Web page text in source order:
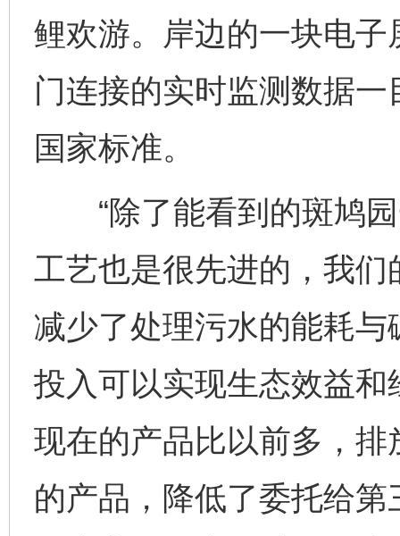
鲤欢游。岸边的一块电
门连接的实时监测数据
国家标准。
“除了能看到的斑鸠园
工艺也是很先进的，我
减少了处理污水的能耗与
投入可以实现生态效益和
现在的产品比以前多，
的产品，降低了委托给